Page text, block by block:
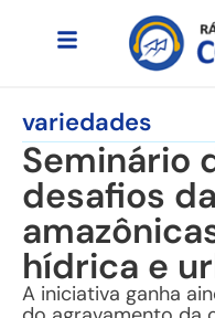
variedades
Seminário
desafios
hídrica e
A iniciativa ganha